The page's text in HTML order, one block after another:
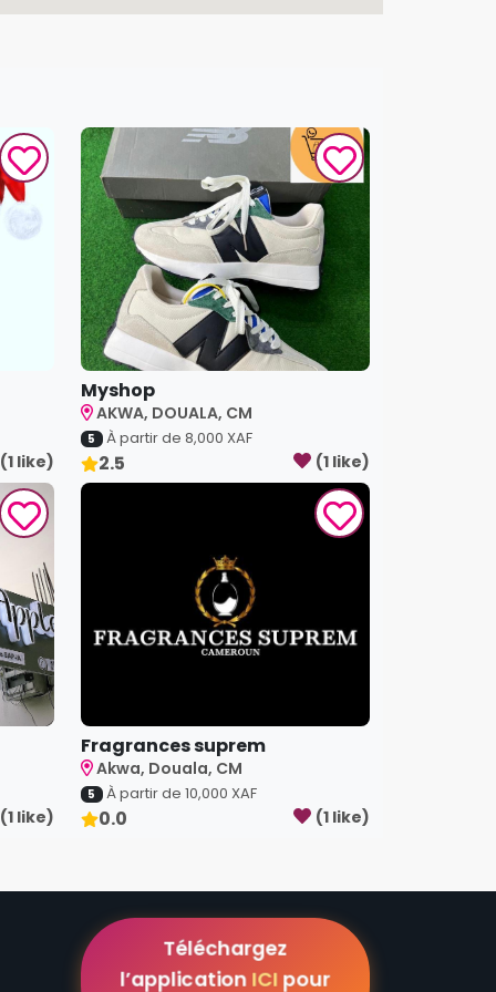
(1 like)
Myshop
AKWA, DOUALA, CM
5 À partir de 8,000 XAF
2.5 (1 like)
(1 like)
Fragrances suprem
Akwa, Douala, CM
5 À partir de 10,000 XAF
0.0 (1 like)
Téléchargez
l’applicationICIpour